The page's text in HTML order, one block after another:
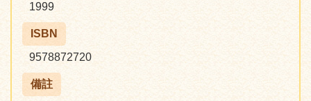
1999
ISBN
9578872720
備註